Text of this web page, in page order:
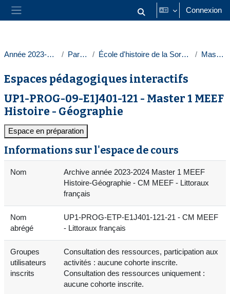
Passer au contenu principal
Panneau latéral Activer/désactiver la saisie
Connexion
Année 2023-2024 Paris 1 École d'histoire de la Sorbonne Masters
Espaces pédagogiques interactifs
UP1-PROG-09-E1J401-121 - Master 1 MEEF
Histoire - Géographie
Espace en préparation
Informations sur l'espace de cours
Nom
Archive année 2023-2024 Master 1 MEEF
Histoire-Géographie - CM MEEF - Littoraux
français
Nom
abrégé
UP1-PROG-ETP-E1J401-121-21 - CM MEEF
- Littoraux français
Groupes
utilisateurs
inscrits
Consultation des ressources, participation aux
activités : aucune cohorte inscrite.
Consultation des ressources uniquement :
aucune cohorte inscrite.